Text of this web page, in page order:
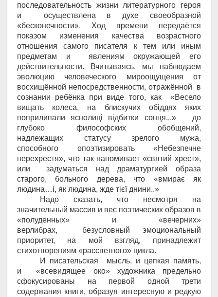
последовательность жизни литературного героя
и осуществлена в духе своеобразной
«бесконечности». Ход времени передаётся
показом изменения качества возрастного
отношения самого писателя к тем или иным
предметам и явлениям окружающей его
действительности. Вчитываясь, мы наблюдаем
эволюцию человеческого мироощущения от
восхищённой непосредственности, отражённой в
сознании ребёнка при виде того, как «Весело
вищать колеса, на блискучих обіддях яких
поприлипали яснолиці відбитки сонця...» до
глубоко философских обобщений,
надлежащих статусу зрелого мужа,
способного опоэтизировать «Небезпечне
перехрестя», что так напоминает «святий хрест»,
или задуматься над драматургией образа
старого, больного дерева, что «вмирає як
людина…і, як людина, жде тієї днини..»
Надо сказать, что несмотря на
значительный массив и вес поэтических образов в
«полуденных» и «вечерних»
верлибрах, безусловный эмоциональный
приоритет, на мой взгляд, принадлежит
стихотворениям «рассветного» цикла.
И писательская мысль, и цепкая память,
и «всевидящее око» художника предельно
сфокусированы на первой одной трети
содержания книги, образуя интересную и редкую